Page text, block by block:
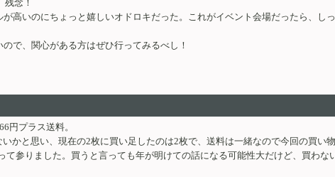
念！
高いのにちょっと嬉しいオドロキだった。これがイベント会場だったら、し
で、関心がある方はぜひ行ってみるべし！
円プラス送料。
かと思い、現在の2枚に買い足したのは2枚で、送料は一緒なので今回の買い物
参りました。買うと言っても年が明けての話になる可能性大だけど、買わな